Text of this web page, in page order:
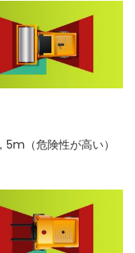
5m（危険性が高い）